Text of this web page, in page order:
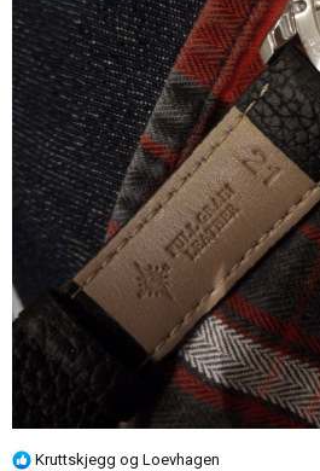
R
Kruttskjegg og Loevhagen